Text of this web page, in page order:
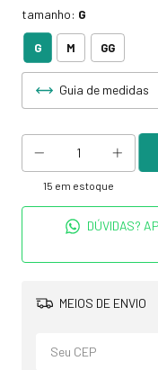
tamanho: G
G M GG
Guia de medidas
15 em estoque
DÚVIDAS?
MEIOS DE ENVIO